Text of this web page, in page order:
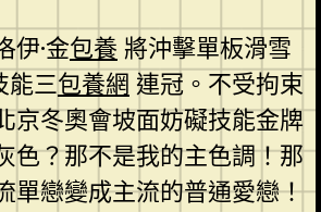
伊·金包養 將沖擊單板滑雪
能三包養網 連冠。不受拘束
京冬奧會坡面妨礙技能金牌
色？那不是我的主色調！那
單戀變成主流的普通愛戀！